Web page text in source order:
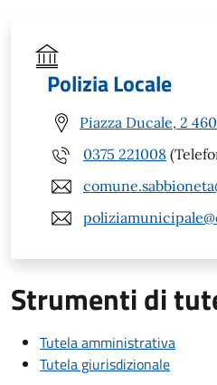
Polizia Locale
Piazza Ducale, 2
0375 221008
Strumenti di
Tutela amministrativa
Tutela giurisdizionale